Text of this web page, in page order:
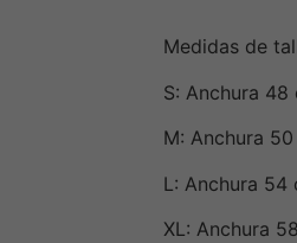
Medidas de
S: Anchura
M: Anchura
L: Anchura 54
XL: Anchura